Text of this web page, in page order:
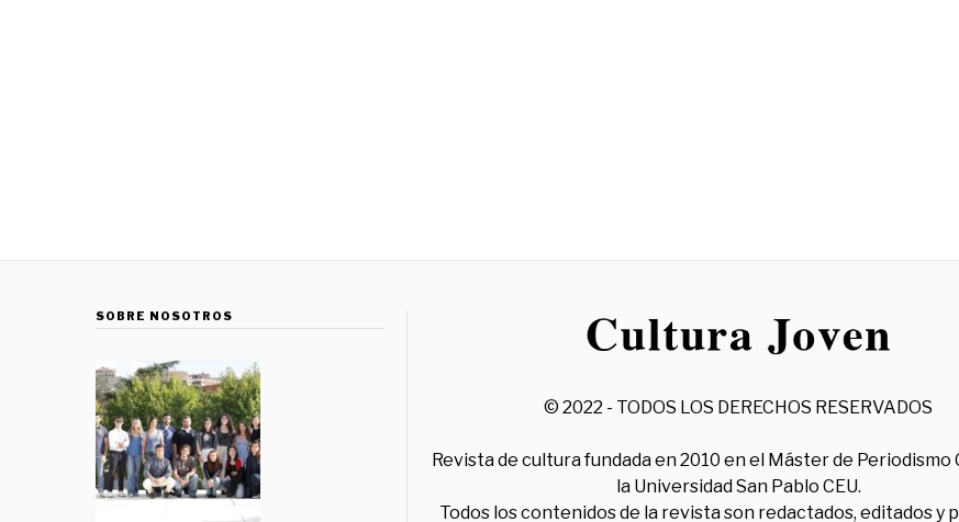
SOBRE NOSOTROS
© 2022 - TODOS LOS DERECHOS RESERVADOS
Revista de cultura fundada en 2010 en el Máster de Periodismo
la Universidad San Pablo CEU.
Todos los contenidos de la revista son redactados, editados y